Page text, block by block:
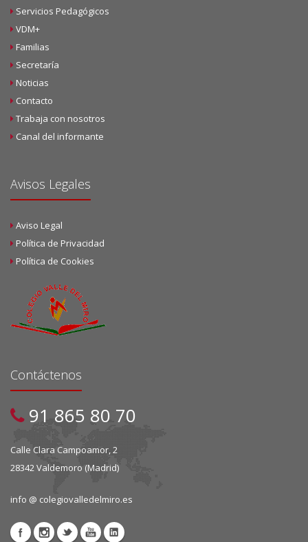
Servicios Pedagógicos
VDM+
Familias
Secretaría
Noticias
Contacto
Trabaja con nosotros
Canal del informante
Avisos Legales
Aviso Legal
Política de Privacidad
Política de Cookies
Contáctenos
91 865 80 70
Calle Clara Campoamor, 2
28342 Valdemoro (Madrid)
info @ colegiovalledelmiro.es